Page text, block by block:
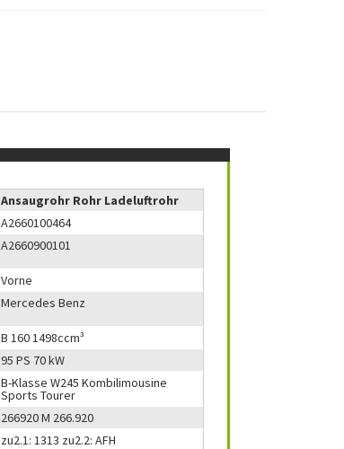
Ansaugrohr Rohr Ladeluftrohr
A2660100464
A2660900101
Vorne
Mercedes Benz
B 160 1498ccm³
95 PS 70 kW
B-Klasse W245 Kombilimousine
Sports Tourer
266920 M 266.920
zu2.1: 1313 zu2.2: AFH